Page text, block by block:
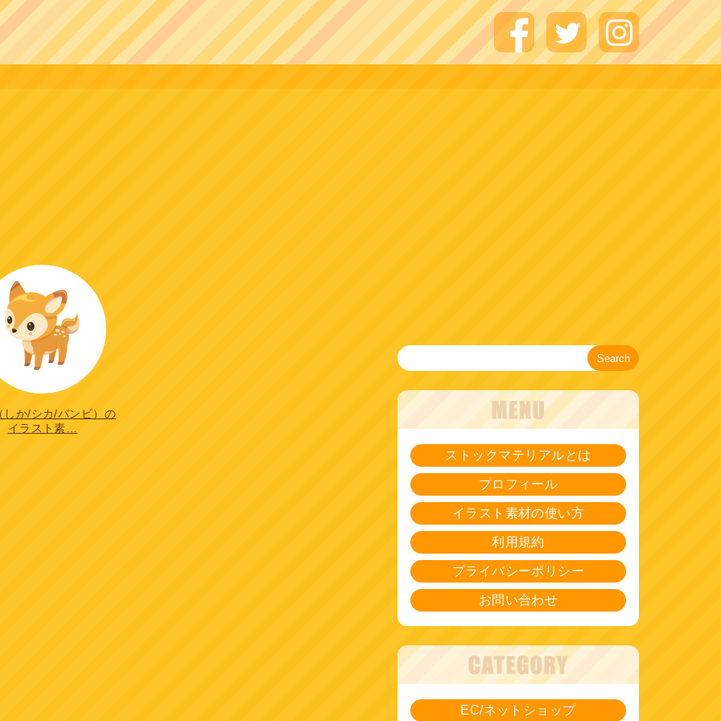
しか/シカ/バンビ）の
イラスト素…
Search
ストックマテリアルとは
プロフィール
イラスト素材の使い方
利用規約
プライバシーポリシー
お問い合わせ
EC/ネットショップ